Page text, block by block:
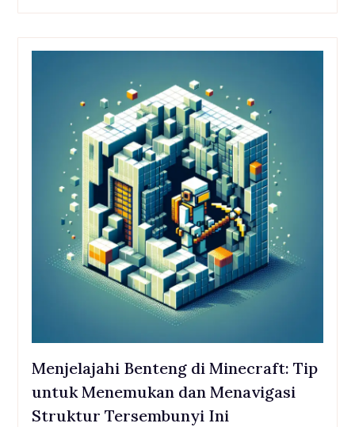
Menjelajahi Benteng di Minecraft: Tip
untuk Menemukan dan Menavigasi
Struktur Tersembunyi Ini